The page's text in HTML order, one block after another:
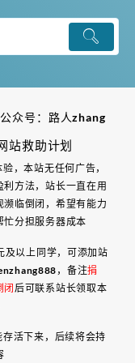
站救助计划
，本站无任何广告，
利方法，站长一直在用
濒临倒闭，希望有能力
忙分担服务器成本
及以上同学，可添加站
，备注捐
闭后可联系站长领取本
活下来，后续将会持